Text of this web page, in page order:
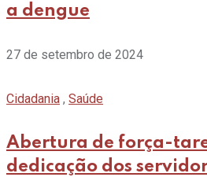
a dengue
27 de setembro de 2024
Cidadania , Saúde
Abertura de força-
dedicação dos